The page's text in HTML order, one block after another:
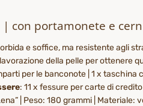
con portamonete e
e soffice, ma resistente agli
della pelle per ottenere
per le banconote | 1 x taschina
: 11 x fessure per carte di
| Peso: 180 grammi | Materiale: